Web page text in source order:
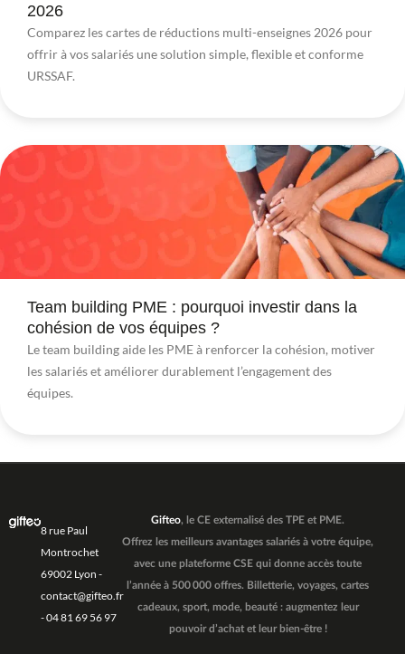
2026
Comparez les cartes de réductions multi-enseignes 2026 pour
offrir à vos salariés une solution simple, flexible et conforme
URSSAF.
Team building PME : pourquoi investir dans la
cohésion de vos équipes ?
Le team building aide les PME à renforcer la cohésion, motiver
les salariés et améliorer durablement l’engagement des
équipes.
8 rue Paul
Montrochet
69002 Lyon -
contact@gifteo.fr
- 04 81 69 56 97
Gifteo, le CE externalisé des TPE et PME.
Offrez les meilleurs avantages salariés à votre équipe,
avec une plateforme CSE qui donne accès toute
l’année à 500 000 offres. Billetterie, voyages, cartes
cadeaux, sport, mode, beauté : augmentez leur
pouvoir d’achat et leur bien-être !